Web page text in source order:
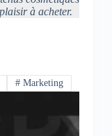
à acheter.
# Marketing